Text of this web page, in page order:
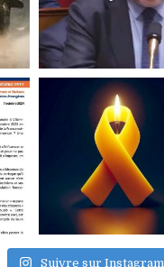
Suivre sur Instagram